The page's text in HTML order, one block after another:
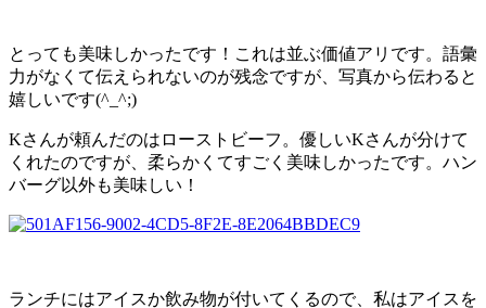
とっても美味しかったです！これは並ぶ価値アリです。語彙
力がなくて伝えられないのが残念ですが、写真から伝わると
嬉しいです(^_^;)
Kさんが頼んだのはローストビーフ。優しいKさんが分けて
くれたのですが、柔らかくてすごく美味しかったです。ハン
バーグ以外も美味しい！
ランチにはアイスか飲み物が付いてくるので、私はアイスを